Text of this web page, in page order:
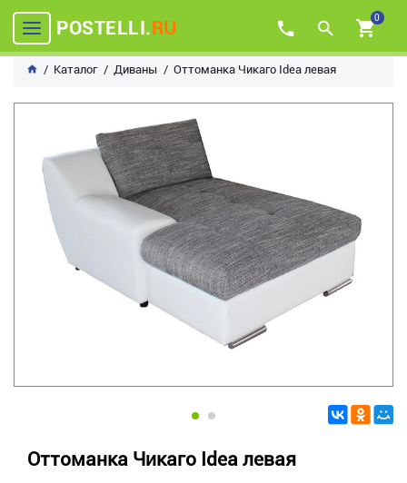
POSTELLI.RU 0
Каталог Диваны Оттоманка Чикаго Idea левая
Оттоманка Чикаго Idea левая